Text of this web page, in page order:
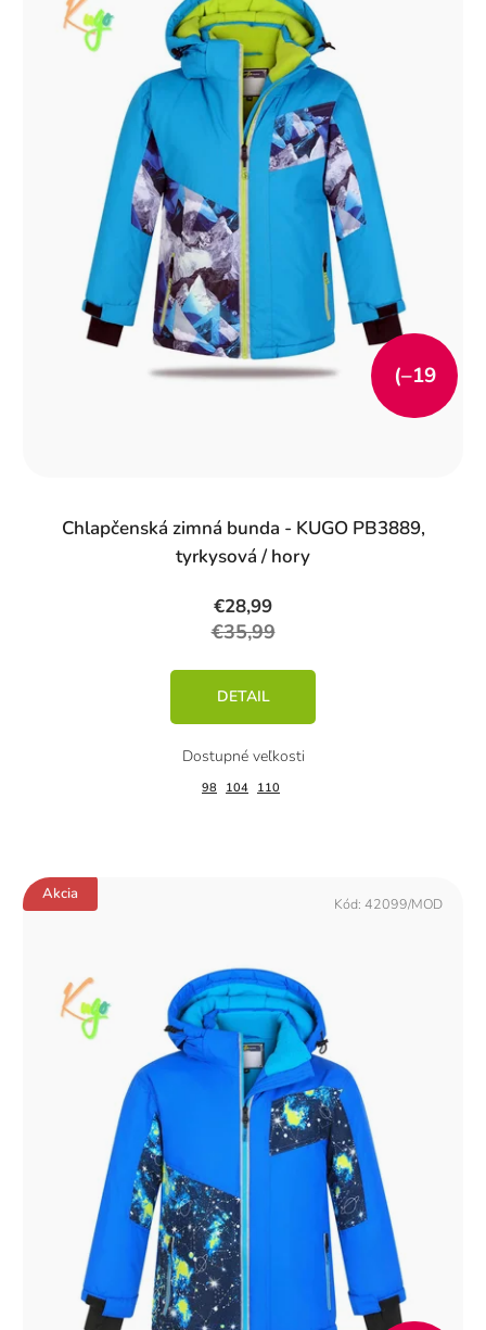
Chlapčenská zimná bunda - KUGO PB3889,
tyrkysová / hory
€28,99
€35,99
(–19
DETAIL
98 104 110
Akcia
Kód: 42099/MOD